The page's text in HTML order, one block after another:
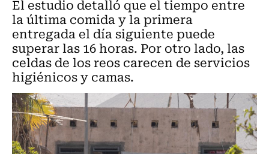
El estudio detalló que el tiempo entre
la última comida y la primera
entregada el día siguiente puede
superar las 16 horas. Por otro lado, las
celdas de los reos carecen de servicios
higiénicos y camas.